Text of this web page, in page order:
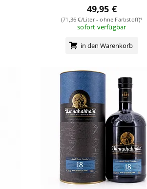
49,95 €
(71,36 €/Liter - ohne Farbstoff)¹
sofort verfügbar
in den Warenkorb